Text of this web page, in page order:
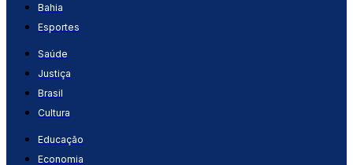
Bahia
Esportes
Saúde
Justiça
Brasil
Cultura
Educação
Economia